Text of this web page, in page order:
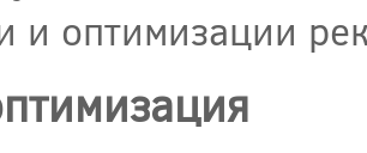
и оптимизации